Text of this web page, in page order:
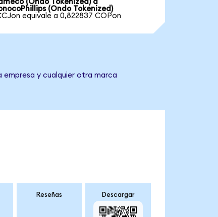
(Ondo Tokenized) a
(Ondo Tokenized)
equivale a 0,822837 COPon
y cualquier otra marca
Reseñas Descargar